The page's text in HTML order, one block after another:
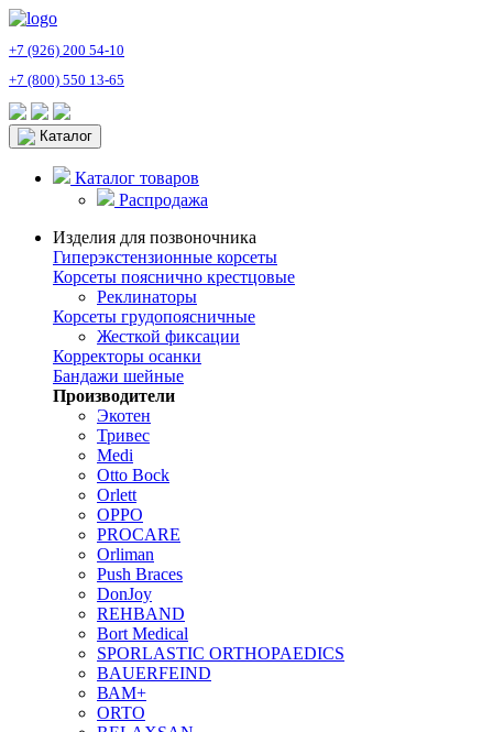
+7 (926) 200 54-10
+7 (800) 550 13-65
Каталог
Каталог товаров
Распродажа
Изделия для позвоночника
Гиперэкстензионные корсеты
Корсеты пояснично крестцовые
Реклинаторы
Корсеты грудопоясничные
Жесткой фиксации
Корректоры осанки
Бандажи шейные
Производители
Экотен
Тривес
Medi
Otto Bock
Orlett
OPPO
PROCARE
Orliman
Push Braces
DonJoy
REHBAND
Bort Medical
SPORLASTIC ORTHOPAEDICS
BAUERFEIND
ВАМ+
ORTO